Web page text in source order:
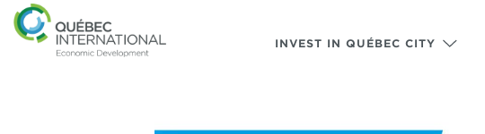
INVEST IN QUÉBEC CITY